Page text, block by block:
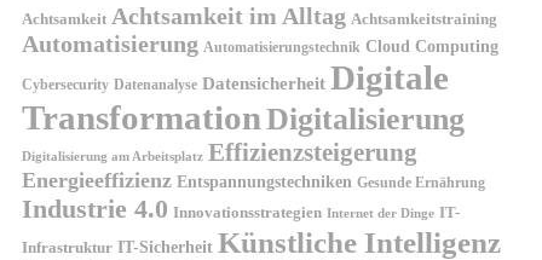
Achtsamkeit Achtsamkeit im Alltag Achtsamkeitstraining
Automatisierung Automatisierungstechnik Cloud Computing
Cybersecurity Datenanalyse Datensicherheit Digitale
TransformationDigitalisierung
Digitalisierung am Arbeitsplatz Effizienzsteigerung
Energieeffizienz Entspannungstechniken Gesunde Ernährung
Industrie 4.0 Innovationsstrategien Internet der Dinge IT-
Infrastruktur IT-Sicherheit Künstliche Intelligenz